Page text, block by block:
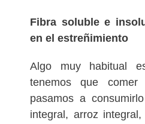
Fibra soluble e
en el estreñimiento
Algo muy habitual
tenemos que
pasamos a
integral, arroz